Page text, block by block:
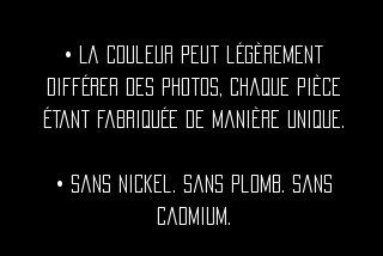
• La couleur peut légèrement
différer des photos, chaque pièce
étant fabriquée de manière unique.
• Sans nickel. Sans plomb. Sans
cadmium.